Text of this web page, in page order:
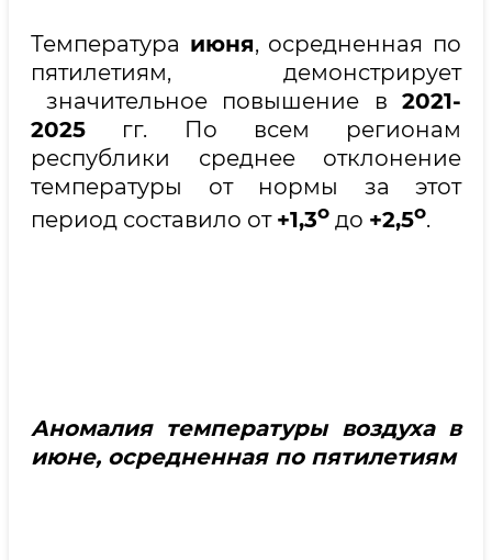
Температура июня, осредненная по
пятилетиям, демонстрирует
значительное повышение в 2021-
2025 гг. По всем регионам
республики среднее отклонение
температуры от нормы за этот
период составило от +1,3о до +2,5о.
Аномалия температуры воздуха в
июне, осредненная по пятилетиям